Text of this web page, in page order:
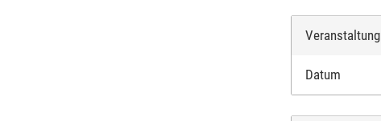
Veranstaltung
Datum